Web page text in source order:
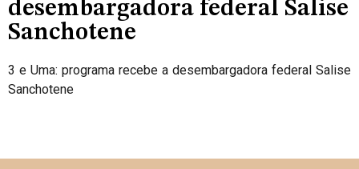
desembargadora federal Salise
Sanchotene
3 e Uma: programa recebe a desembargadora federal Salise
Sanchotene